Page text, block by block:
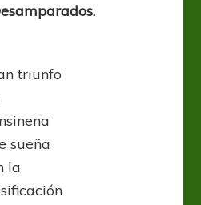
triunfo
sueña
la